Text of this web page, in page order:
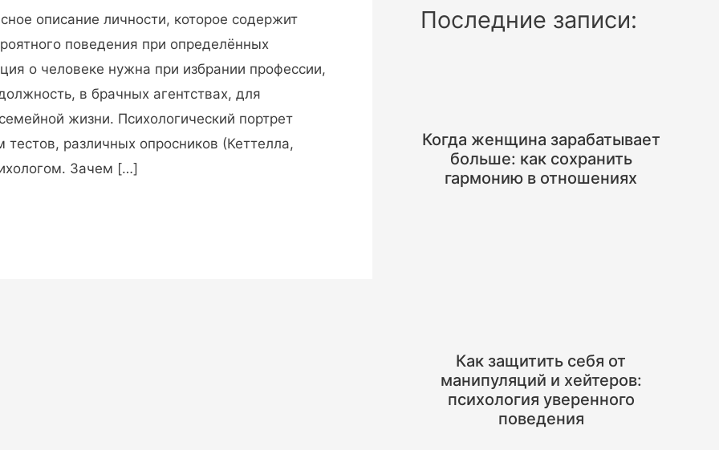
описание личности, которое содержит
поведения при определённых
о человеке нужна при избрании профессии,
в брачных агентствах, для
жизни. Психологический портрет
тестов, различных опросников (Кеттелла,
Зачем […]
Последние записи:
Когда женщина зарабатывает
больше: как сохранить
гармонию в отношениях
Как защитить себя от
манипуляций и хейтеров:
психология уверенного
поведения